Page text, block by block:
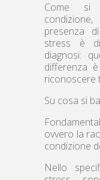
Come si
presenza
stress è
diagnosi:
differenza
riconoscere
Su cosa si
ovvero la
condizione
Nello